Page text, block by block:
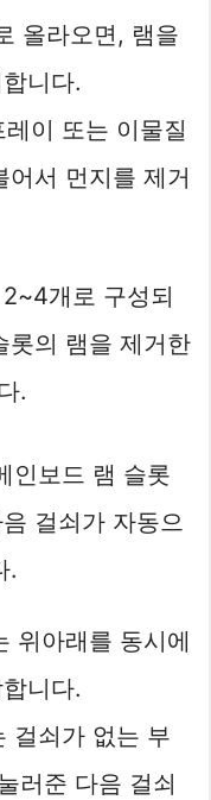
올라오면, 램을
니다.
이 또는 이물질
어서 먼지를 제거
개로 구성되
롯의 램을 제거한
.
인보드 램 슬롯
걸쇠가 자동으
.
위아래를 동시에
니다.
걸쇠가 없는 부
러준 다음 걸쇠